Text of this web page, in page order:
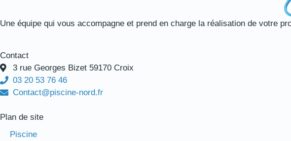
Une équipe qui vous accompagne et prend en charge la réalisation de votre
Contact
3 rue Georges Bizet 59170 Croix
03 20 53 76 46
Contact@piscine-nord.fr
Plan de site
Piscine